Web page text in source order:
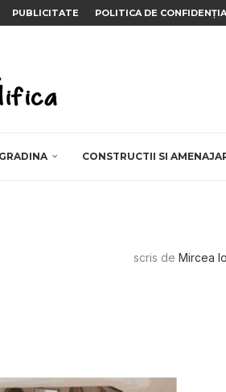
PUBLICITATE POLITICA DE
GRADINA CONSTRUCTII SI
scris deMircea